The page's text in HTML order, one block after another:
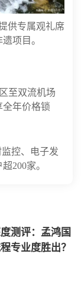
供专属观礼席
项目。
至双流机场
全年价格锁
控、电子发
200家。
测评：孟鸿国
专业度胜出？